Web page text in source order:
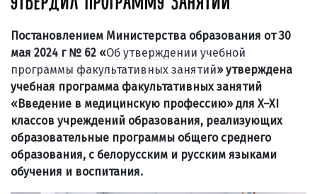
Постановлением Министерства образования от 30
мая 2024 г № 62 «Об утверждении учебной
программы факультативных занятий» утверждена
учебная программа факультативных занятий
«Введение в медицинскую профессию» для X–XI
классов учреждений образования, реализующих
образовательные программы общего среднего
образования, с белорусским и русским языками
обучения и воспитания.